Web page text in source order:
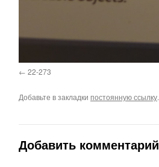
22-273
Добавьте в закладки постоянную ссылку.
Добавить комментарий